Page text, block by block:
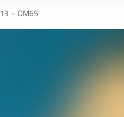
– DM65